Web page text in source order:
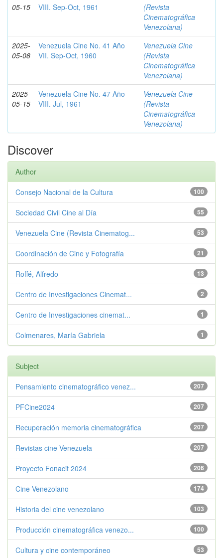
05-15
VIII. Sep-Oct, 1961
(Revista
Cinematográfica
Venezolana)
2025-
05-08
Venezuela Cine No. 41 Año
VII. Sep-Oct, 1960
Venezuela Cine
(Revista
Cinematográfica
Venezolana)
2025-
05-15
Venezuela Cine No. 47 Año
VIII. Jul, 1961
Venezuela Cine
(Revista
Cinematográfica
Venezolana)
Discover
Author
100
Consejo Nacional de la Cultura
55
Sociedad Civil Cine al Día
53
Venezuela Cine (Revista Cinematog...
21
Coordinación de Cine y Fotografía
13
Roffé, Alfredo
2
Centro de Investigaciones Cinemat...
1
Centro de Investigaciones cinemat...
1
Colmenares, María Gabriela
Subject
207
Pensamiento cinematográfico venez...
207
PFCine2024
207
Recuperación memoria cinematográfica
207
Revistas cine Venezuela
206
Proyecto Fonacit 2024
174
Cine Venezolano
103
Historia del cine venezolano
100
Producción cinematográfica venezo...
53
Cultura y cine contemporáneo